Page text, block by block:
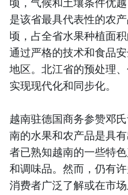
是该省最具代表性的农
顷，占全省水果种植面
通过严格的技术和食品
地区。北江省的预处理
实现现代化和同步化。
越南驻德国商务参赞邓
南的水果和农产品是具
者已熟知越南的一些特
和调味品。然而，仍有
消费者广泛了解或在市场